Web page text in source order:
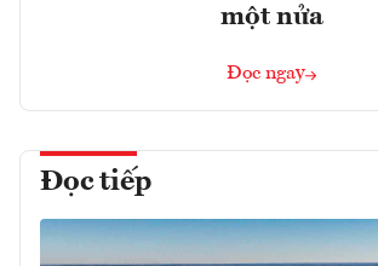
một nửa
Đọc ngay
Đọc tiếp